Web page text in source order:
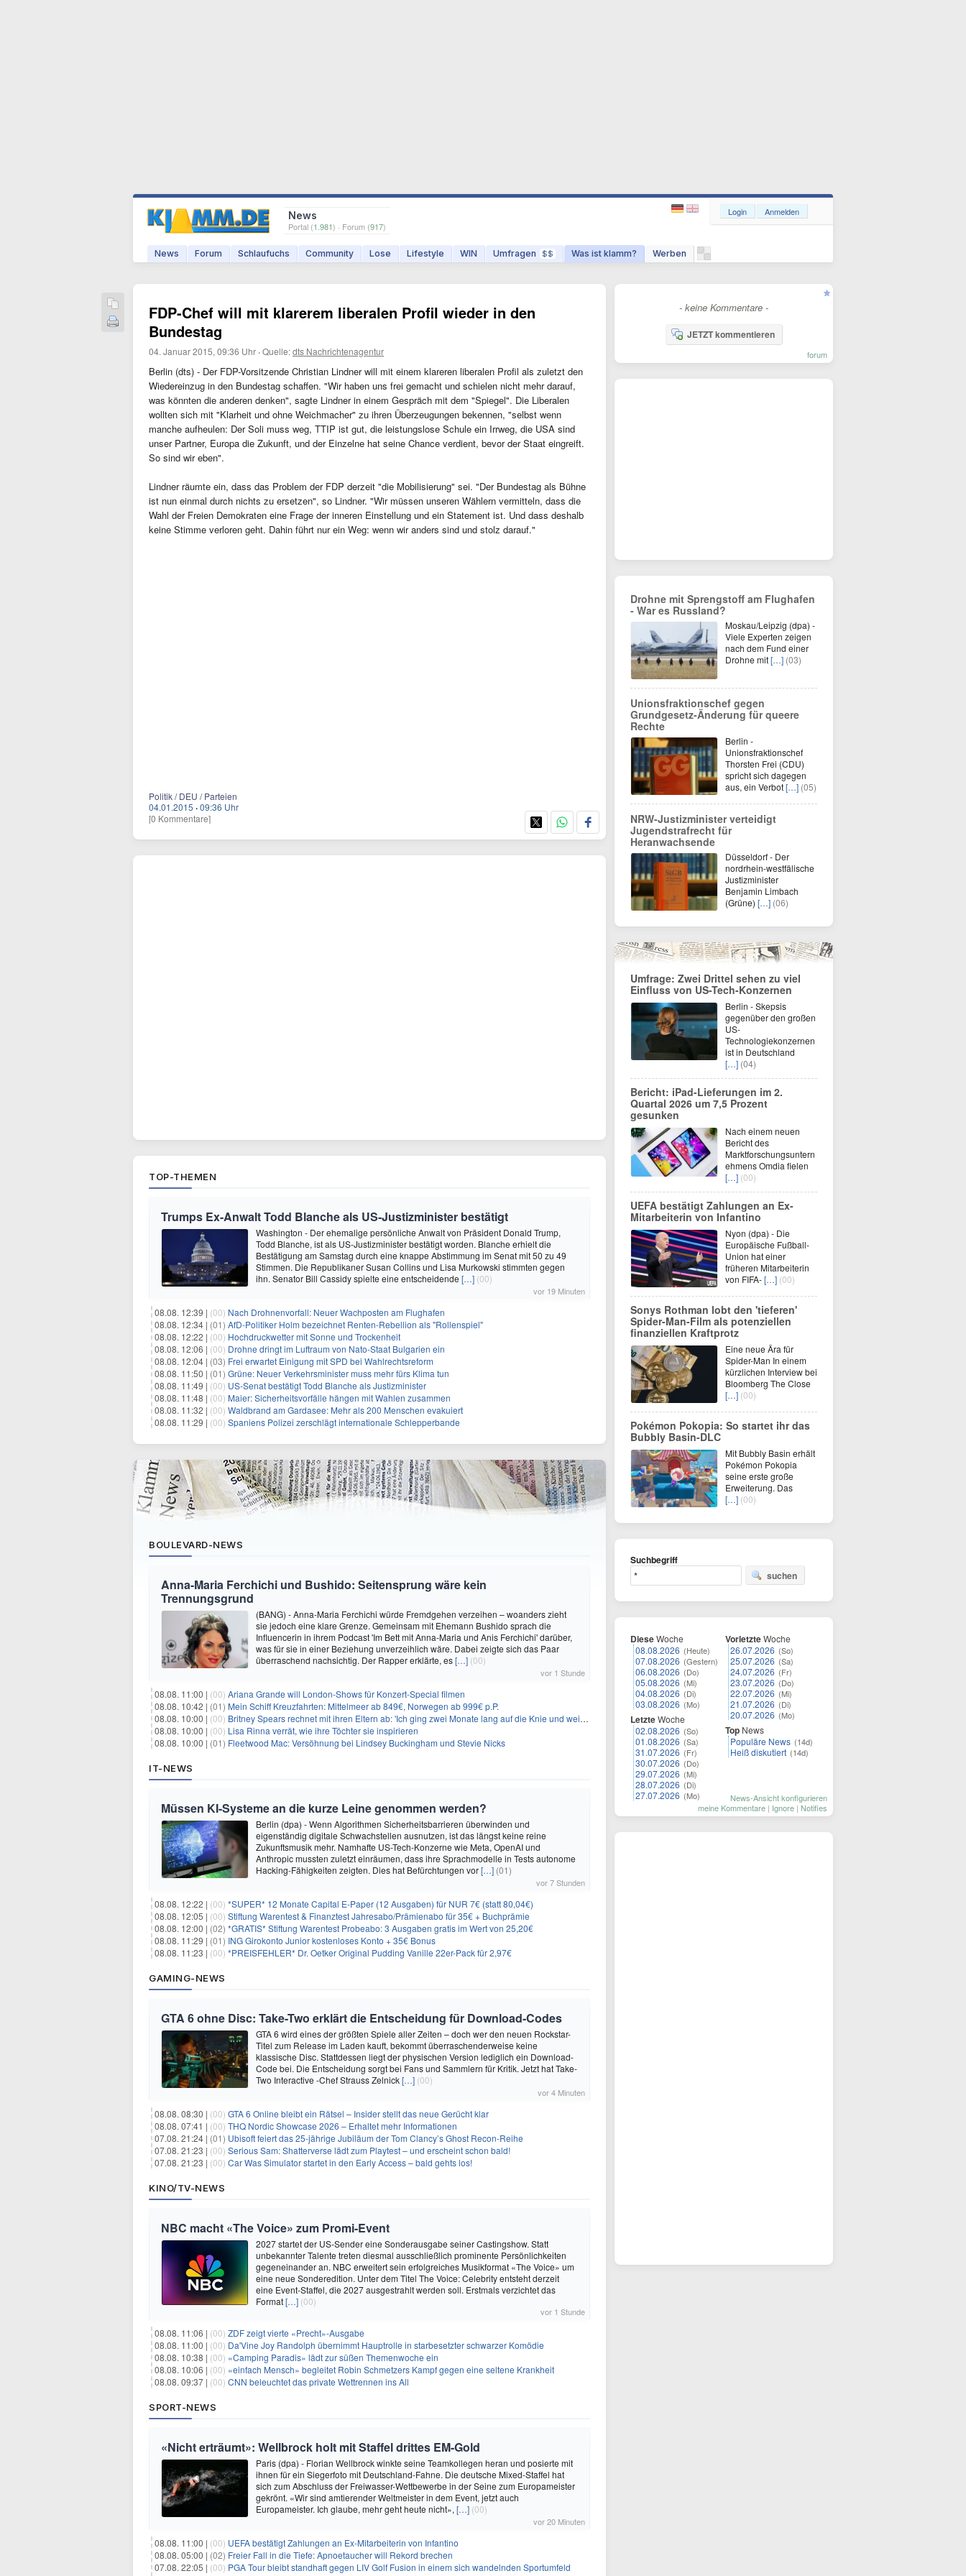
News
Portal (1.981) · Forum (917)
News Forum Schlaufuchs Community Lose Lifestyle WIN Umfragen $$ Was ist klamm? Werben
Login Anmelden
FDP-Chef will mit klarerem liberalen Profil wieder in den
Bundestag
04. Januar 2015, 09:36 Uhr ·Quelle:dts Nachrichtenagentur
Berlin (dts) - Der FDP-Vorsitzende Christian Lindner will mit einem klareren liberalen Profil als zuletzt den
Wiedereinzug in den Bundestag schaffen. "Wir haben uns frei gemacht und schielen nicht mehr darauf,
was könnten die anderen denken", sagte Lindner in einem Gespräch mit dem "Spiegel". Die Liberalen
wollten sich mit "Klarheit und ohne Weichmacher" zu ihren Überzeugungen bekennen, "selbst wenn
manche aufheulen: Der Soli muss weg, TTIP ist gut, die leistungslose Schule ein Irrweg, die USA sind
unser Partner, Europa die Zukunft, und der Einzelne hat seine Chance verdient, bevor der Staat eingreift.
So sind wir eben".
Lindner räumte ein, dass das Problem der FDP derzeit "die Mobilisierung" sei. "Der Bundestag als Bühne
ist nun einmal durch nichts zu ersetzen", so Lindner. "Wir müssen unseren Wählern vermitteln, dass die
Wahl der Freien Demokraten eine Frage der inneren Einstellung und ein Statement ist. Und dass deshalb
keine Stimme verloren geht. Dahin führt nur ein Weg: wenn wir anders sind und stolz darauf."
Politik / DEU / Parteien
04.01.2015 ·09:36 Uhr
[0 Kommentare]
TOP-THEMEN
Trumps Ex-Anwalt Todd Blanche als US-Justizminister bestätigt
Washington - Der ehemalige persönliche Anwalt von Präsident Donald Trump,
Todd Blanche, ist als US-Justizminister bestätigt worden. Blanche erhielt die
Bestätigung am Samstag durch eine knappe Abstimmung im Senat mit 50 zu 49
Stimmen. Die Republikaner Susan Collins und Lisa Murkowski stimmten gegen
ihn. Senator Bill Cassidy spielte eine entscheidende […] (00)
vor 19 Minuten
08.08. 12:39 | (00) Nach Drohnenvorfall: Neuer Wachposten am Flughafen
08.08. 12:34 | (01) AfD-Politiker Holm bezeichnet Renten-Rebellion als "Rollenspiel"
08.08. 12:22 | (00) Hochdruckwetter mit Sonne und Trockenheit
08.08. 12:06 | (00) Drohne dringt im Luftraum von Nato-Staat Bulgarien ein
08.08. 12:04 | (03) Frei erwartet Einigung mit SPD bei Wahlrechtsreform
08.08. 11:50 | (01) Grüne: Neuer Verkehrsminister muss mehr fürs Klima tun
08.08. 11:49 | (00) US-Senat bestätigt Todd Blanche als Justizminister
08.08. 11:48 | (00) Maier: Sicherheitsvorfälle hängen mit Wahlen zusammen
08.08. 11:32 | (00) Waldbrand am Gardasee: Mehr als 200 Menschen evakuiert
08.08. 11:29 | (00) Spaniens Polizei zerschlägt internationale Schlepperbande
BOULEVARD-NEWS
Anna-Maria Ferchichi und Bushido: Seitensprung wäre kein
Trennungsgrund
(BANG) - Anna-Maria Ferchichi würde Fremdgehen verzeihen – woanders zieht
sie jedoch eine klare Grenze. Gemeinsam mit Ehemann Bushido sprach die
Influencerin in ihrem Podcast 'Im Bett mit Anna-Maria und Anis Ferchichi' darüber,
was für sie in einer Beziehung unverzeihlich wäre. Dabei zeigte sich das Paar
überraschend nachsichtig. Der Rapper erklärte, es[…] (00)
vor 1 Stunde
08.08. 11:00 | (00) Ariana Grande will London-Shows für Konzert-Special filmen
08.08. 10:42 | (01) Mein Schiff Kreuzfahrten: Mittelmeer ab 849€, Norwegen ab 999€ p.P.
08.08. 10:00 | (00) Britney Spears rechnet mit ihren Eltern ab: 'Ich ging zwei Monate lang auf die Knie und weinte'
08.08. 10:00 | (00) Lisa Rinna verrät, wie ihre Töchter sie inspirieren
08.08. 10:00 | (01) Fleetwood Mac: Versöhnung bei Lindsey Buckingham und Stevie Nicks
IT-NEWS
Müssen KI-Systeme an die kurze Leine genommen werden?
Berlin (dpa) - Wenn Algorithmen Sicherheitsbarrieren überwinden und
eigenständig digitale Schwachstellen ausnutzen, ist das längst keine reine
Zukunftsmusik mehr. Namhafte US-Tech-Konzerne wie Meta, OpenAI und
Anthropic mussten zuletzt einräumen, dass ihre Sprachmodelle in Tests autonome
Hacking-Fähigkeiten zeigten. Dies hat Befürchtungen vor[…] (01)
vor 7 Stunden
08.08. 12:22 | (00) *SUPER* 12 Monate Capital E-Paper (12 Ausgaben) für NUR 7€ (statt 80,04€)
08.08. 12:05 | (00) Stiftung Warentest & Finanztest Jahresabo/Prämienabo für 35€ + Buchprämie
08.08. 12:00 | (02) *GRATIS* Stiftung Warentest Probeabo: 3 Ausgaben gratis im Wert von 25,20€
08.08. 11:29 | (01) ING Girokonto Junior kostenloses Konto + 35€ Bonus
08.08. 11:23 | (00) *PREISFEHLER* Dr. Oetker Original Pudding Vanille 22er-Pack für 2,97€
GAMING-NEWS
GTA 6 ohne Disc: Take-Two erklärt die Entscheidung für Download-Codes
GTA 6 wird eines der größten Spiele aller Zeiten – doch wer den neuen Rockstar-
Titel zum Release im Laden kauft, bekommt überraschenderweise keine
klassische Disc. Stattdessen liegt der physischen Version lediglich ein Download-
Code bei. Die Entscheidung sorgt bei Fans und Sammlern für Kritik. Jetzt hat Take-
Two Interactive -Chef Strauss Zelnick[…] (00)
vor 4 Minuten
08.08. 08:30 | (00) GTA 6 Online bleibt ein Rätsel – Insider stellt das neue Gerücht klar
08.08. 07:41 | (00) THQ Nordic Showcase 2026 – Erhaltet mehr Informationen
07.08. 21:24 | (01) Ubisoft feiert das 25-jährige Jubiläum der Tom Clancy’s Ghost Recon-Reihe
07.08. 21:23 | (00) Serious Sam: Shatterverse lädt zum Playtest – und erscheint schon bald!
07.08. 21:23 | (00) Car Was Simulator startet in den Early Access – bald gehts los!
KINO/TV-NEWS
NBC macht «The Voice» zum Promi-Event
2027 startet der US-Sender eine Sonderausgabe seiner Castingshow. Statt
unbekannter Talente treten diesmal ausschließlich prominente Persönlichkeiten
gegeneinander an. NBC erweitert sein erfolgreiches Musikformat «The Voice» um
eine neue Sonderedition. Unter dem Titel The Voice: Celebrity entsteht derzeit
eine Event-Staffel, die 2027 ausgestrahlt werden soll. Erstmals verzichtet das
Format[…] (00)
vor 1 Stunde
08.08. 11:06 | (00) ZDF zeigt vierte «Precht»-Ausgabe
08.08. 11:00 | (00) Da'Vine Joy Randolph übernimmt Hauptrolle in starbesetzter schwarzer Komödie
08.08. 10:38 | (00) «Camping Paradis» lädt zur süßen Themenwoche ein
08.08. 10:06 | (00) «einfach Mensch» begleitet Robin Schmetzers Kampf gegen eine seltene Krankheit
08.08. 09:37 | (00) CNN beleuchtet das private Wettrennen ins All
SPORT-NEWS
«Nicht erträumt»: Wellbrock holt mit Staffel drittes EM-Gold
Paris (dpa) - Florian Wellbrock winkte seine Teamkollegen heran und posierte mit
ihnen für ein Siegerfoto mit Deutschland-Fahne. Die deutsche Mixed-Staffel hat
sich zum Abschluss der Freiwasser-Wettbewerbe in der Seine zum Europameister
gekrönt. «Wir sind amtierender Weltmeister in dem Event, jetzt auch
Europameister. Ich glaube, mehr geht heute nicht», […] (00)
vor 20 Minuten
08.08. 11:00 | (00) UEFA bestätigt Zahlungen an Ex-Mitarbeiterin von Infantino
08.08. 05:00 | (02) Freier Fall in die Tiefe: Apnoetaucher will Rekord brechen
07.08. 22:05 | (00) PGA Tour bleibt standhaft gegen LIV Golf Fusion in einem sich wandelnden Sportumfeld
- keine Kommentare -
JETZT kommentieren
forum
Drohne mit Sprengstoff am Flughafen
- War es Russland?
Moskau/Leipzig (dpa) -
Viele Experten zeigen
nach dem Fund einer
Drohne mit[…] (03)
Unionsfraktionschef gegen
Grundgesetz-Änderung für queere
Rechte
Berlin -
Unionsfraktionschef
Thorsten Frei (CDU)
spricht sich dagegen
aus, ein Verbot[…] (05)
NRW-Justizminister verteidigt
Jugendstrafrecht für
Heranwachsende
Düsseldorf - Der
nordrhein-westfälische
Justizminister
Benjamin Limbach
(Grüne) […] (06)
Umfrage: Zwei Drittel sehen zu viel
Einfluss von US-Tech-Konzernen
Berlin - Skepsis
gegenüber den großen
US-
Technologiekonzernen
ist in Deutschland
[…] (04)
Bericht: iPad-Lieferungen im 2.
Quartal 2026 um 7,5 Prozent
gesunken
Nach einem neuen
Bericht des
Marktforschungsuntern
ehmens Omdia fielen
[…] (00)
UEFA bestätigt Zahlungen an Ex-
Mitarbeiterin von Infantino
Nyon (dpa) - Die
Europäische Fußball-
Union hat einer
früheren Mitarbeiterin
von FIFA-[…] (00)
Sonys Rothman lobt den 'tieferen'
Spider-Man-Film als potenziellen
finanziellen Kraftprotz
Eine neue Ära für
Spider-Man In einem
kürzlichen Interview bei
Bloomberg The Close
[…] (00)
Pokémon Pokopia: So startet ihr das
Bubbly Basin-DLC
Mit Bubbly Basin erhält
Pokémon Pokopia
seine erste große
Erweiterung. Das
[…] (00)
Suchbegriff
suchen
DieseWoche
08.08.2026 (Heute)
07.08.2026 (Gestern)
06.08.2026 (Do)
05.08.2026 (Mi)
04.08.2026 (Di)
03.08.2026 (Mo)
LetzteWoche
02.08.2026 (So)
01.08.2026 (Sa)
31.07.2026 (Fr)
30.07.2026 (Do)
29.07.2026 (Mi)
28.07.2026 (Di)
27.07.2026 (Mo)
VorletzteWoche
26.07.2026 (So)
25.07.2026 (Sa)
24.07.2026 (Fr)
23.07.2026 (Do)
22.07.2026 (Mi)
21.07.2026 (Di)
20.07.2026 (Mo)
Top News
Populäre News (14d)
Heiß diskutiert (14d)
News-Ansicht konfigurieren
meine Kommentare | Ignore | Notifies